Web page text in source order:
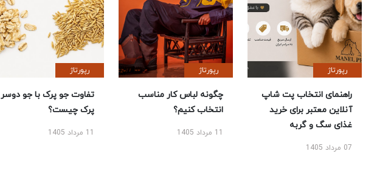
رپورتاژ
راهنمای انتخاب پت شاپ
آنلاین معتبر برای خرید
غذای سگ و گربه
07 مرداد 1405
رپورتاژ
چگونه لباس کار مناسب
انتخاب کنیم؟
11 مرداد 1405
رپورتاژ
تفاوت جو پرک با جو دوسر
پرک چیست؟
11 مرداد 1405